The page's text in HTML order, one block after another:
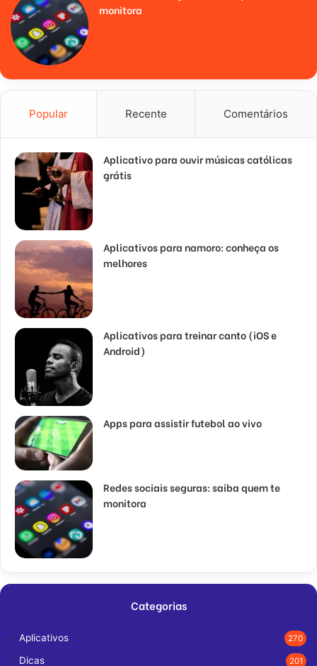
monitora
Popular Recente Comentários
Aplicativo para ouvir músicas católicas
grátis
Aplicativos para namoro: conheça os
melhores
Aplicativos para treinar canto (iOS e
Android)
Apps para assistir futebol ao vivo
Redes sociais seguras: saiba quem te
monitora
Categorias
Aplicativos 270
Dicas 201